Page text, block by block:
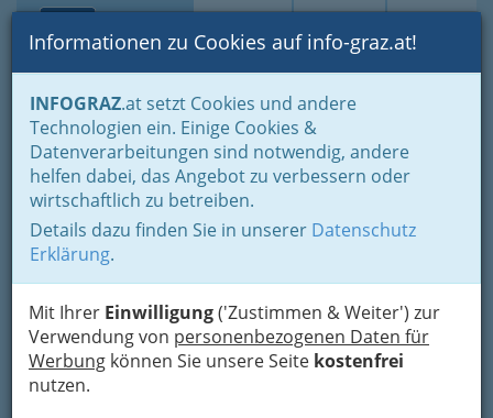
Suche Login Toggle
Informationen zu Cookies auf info-graz.at!
INFOGRAZ.at setzt Cookies und andere
Technologien ein. Einige Cookies &
Datenverarbeitungen sind notwendig, andere
helfen dabei, das Angebot zu verbessern oder
wirtschaftlich zu betreiben.
Details dazu finden Sie in unserer Datenschutz
Erklärung.
Mit Ihrer Einwilligung('Zustimmen & Weiter') zur
Verwendung von personenbezogenen Daten für
Werbung können Sie unsere Seite kostenfrei
nutzen.
Home Branchen
Wohnen & Einrichten
Dienstleistungen im Außenbereich
Baumschulen
Baumschule Ecker -
Gartengestaltung
Hauptstraße 29, 8071 Grambach
+43 316 401 112
+43 316 401 112 - 8
Karte